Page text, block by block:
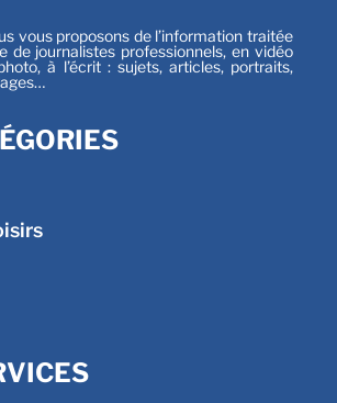
vous proposons de l’information traitée
de journalistes professionnels, en vidéo
à l’écrit : sujets, articles, portraits,